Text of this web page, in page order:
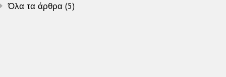
Όλα τα άρθρα (5)